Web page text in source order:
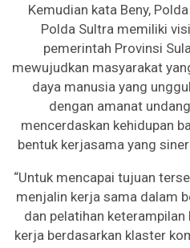
Kemudian kata Beny,
Polda Sultra memiliki
pemerintah Provinsi
mewujudkan masyarakat
daya manusia yang
dengan amanat
mencerdaskan kehidupan
bentuk kerjasama yang
“Untuk mencapai tujuan
menjalin kerja sama dalam
dan pelatihan
kerja berdasarkan klaster